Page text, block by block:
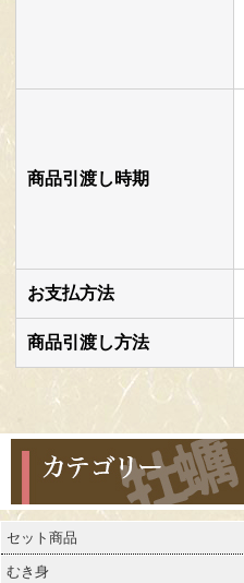
商品引渡し時期
お支払方法
商品引渡し方法
カテゴリー
セット商品
むき身